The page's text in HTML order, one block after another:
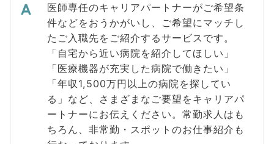
医師専任のキャリアパートナーがご希望条
件などをおうかがいし、ご希望にマッチし
たご入職先をご紹介するサービスです。
「自宅から近い病院を紹介してほしい」
「医療機器が充実した病院で働きたい」
「年収1,500万円以上の病院を探してい
る」など、さまざまなご要望をキャリアパ
ートナーにお伝えください。常勤求人はも
ちろん、非常勤・スポットのお仕事紹介も